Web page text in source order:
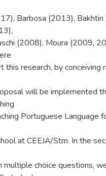
Barbosa (2013),
(2008), Moura (2009,
this research, by conceiving
will be implemented
Portuguese Language
at CEEJA/Stm. In the
multiple choice questions,